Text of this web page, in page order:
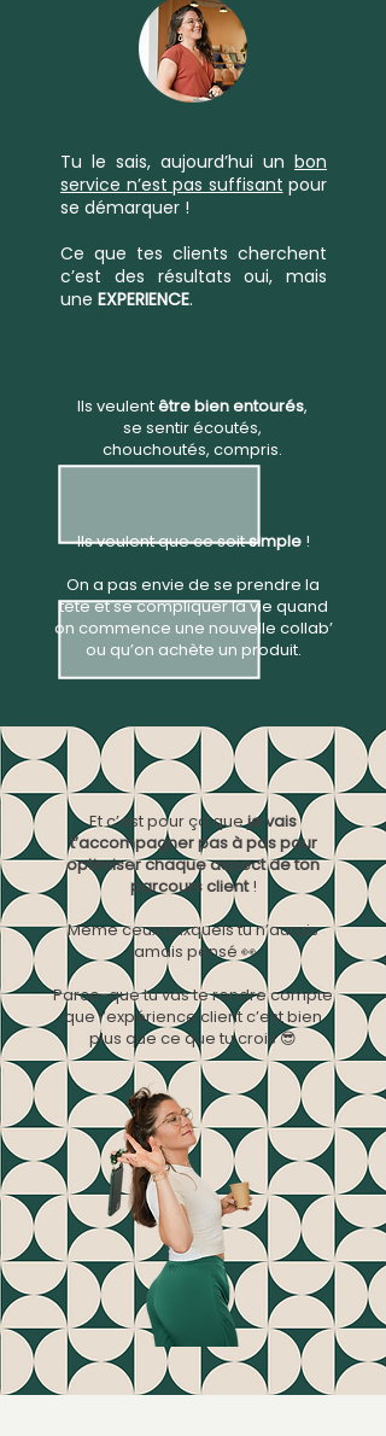
Tu le sais, aujourd’hui un bon
service n’est pas suffisant pour
se démarquer !
Ce que tes clients cherchent
c’est des résultats oui, mais
une EXPERIENCE.
Ils veulentêtre bien entourés,
se sentir écoutés,
chouchoutés, compris.
Ils veulent que ce soitsimple!
On a pas envie de se prendre la
tête et se compliquer la vie quand
on commence une nouvelle collab’
ou qu’on achète un produit.
Et c’est pour ça queje vais
t’accompagner pas à pas pour
optimiser chaque aspect de ton
parcours client!
Même ceux auxquels tu n’aurais
jamais pensé 👀
Parce-que tu vas te rendre compte
que l’expérience client c’est bien
plus que ce que tu crois 😎